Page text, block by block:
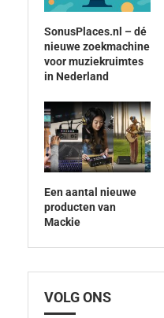
SonusPlaces.nl – dé
nieuwe zoekmachine
voor muziekruimtes
in Nederland
Een aantal nieuwe
producten van
Mackie
VOLG ONS